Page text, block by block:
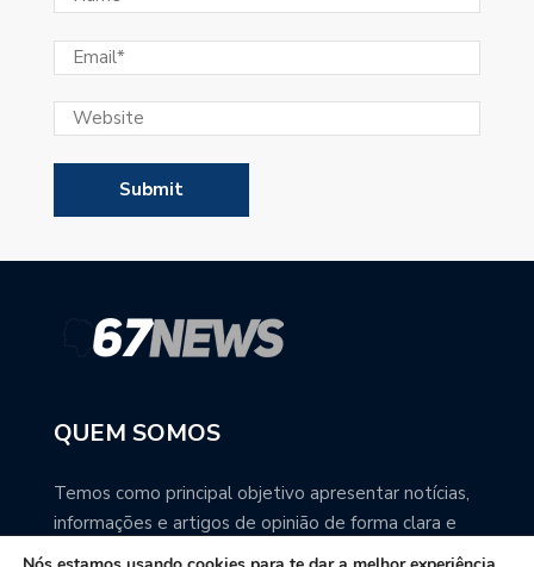
QUEM SOMOS
Temos como principal objetivo apresentar notícias,
informações e artigos de opinião de forma clara e
precisa. Você pode ter a total certeza que o